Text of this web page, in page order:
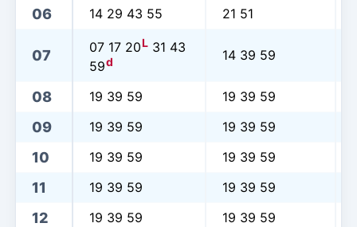
06 14 29 43 55 21 51
07 07 17 20L 31 43
59d 14 39 59
08 19 39 59 19 39 59
09 19 39 59 19 39 59
10 19 39 59 19 39 59
11 19 39 59 19 39 59
12 19 39 59 19 39 59